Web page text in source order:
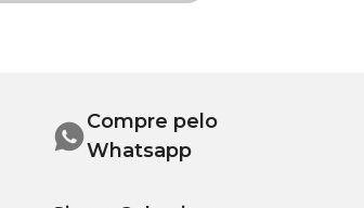
Compre pelo
Whatsapp